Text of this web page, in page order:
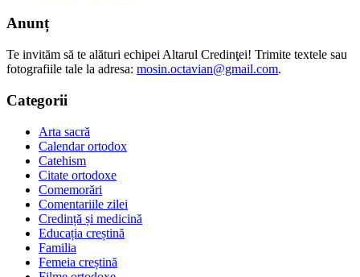
Anunț
Te invităm să te alături echipei Altarul Credinţei! Trimite textele sau
fotografiile tale la adresa: mosin.octavian@gmail.com.
Categorii
Arta sacră
Calendar ortodox
Catehism
Citate ortodoxe
Comemorări
Comentariile zilei
Credință și medicină
Educația creștină
Familia
Femeia creștină